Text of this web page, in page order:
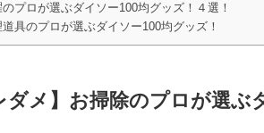
のプロが選ぶダイソー100均グッズ！４選！
道具のプロが選ぶダイソー100均グッズ！
ダメ】 お掃除のプロが選ぶ